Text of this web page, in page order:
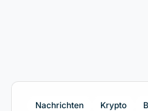
Nachrichten Krypto